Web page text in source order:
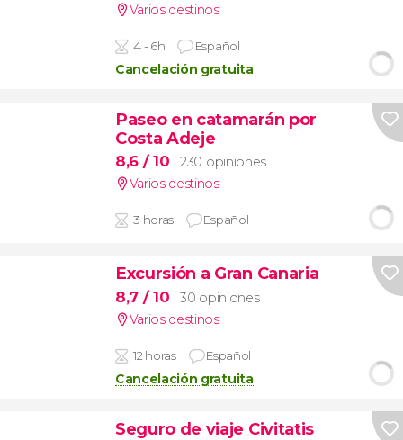
Varios destinos
4 - 6h Español
Cancelación gratuita
Paseo en catamarán por
Costa Adeje
8,6 / 10
230 opiniones
Varios destinos
3 horas Español
Excursión a Gran Canaria
8,7 / 10
30 opiniones
Varios destinos
12 horas Español
Cancelación gratuita
Seguro de viaje Civitatis